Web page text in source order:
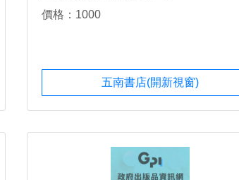
價格：1000
五南書店(開新視窗)